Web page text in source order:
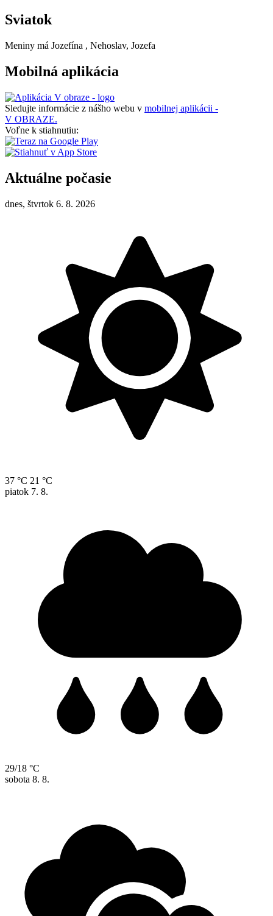
Sviatok
Meniny má Jozefína , Nehoslav, Jozefa
Mobilná aplikácia
Sledujte informácie z nášho webu v mobilnej aplikácii -
V OBRAZE.
Voľne k stiahnutiu:
Aktuálne počasie
dnes, štvrtok 6. 8. 2026
37 °C 21 °C
piatok 7. 8.
29/18 °C
sobota 8. 8.